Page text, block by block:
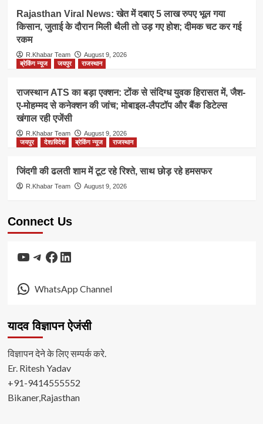
Rajasthan Viral News: खेत में दबाए 5 लाख रुपए भूल गया
किसान, जुताई के दौरान मिली थैली तो उड़ गए होश; दीमक चट कर गई
रकम
R.Khabar Team
August 9, 2026
ब्रेकिंग न्यूज
जयपुर राजस्थान
राजस्थान ATS का बड़ा एक्शन: टोंक से संदिग्ध युवक हिरासत में, जैश-
ए-मोहम्मद से कनेक्शन की जांच; मोबाइल-लैपटॉप और बैंक डिटेल्स
खंगाल रही एजेंसी
R.Khabar Team
August 9, 2026
जयपुर
देश/विदेश ब्रेकिंग न्यूज राजस्थान
जिंदगी की ढलती शाम में टूट रहे रिश्ते, साथ छोड़ रहे हमसफर
R.Khabar Team August 9, 2026
Connect Us
YouTube
Telegram
Facebook
LinkedIn
WhatsApp Channel
यादव विज्ञापन ऐजंसी
विज्ञापन देने के लिए सम्पर्क करे.
Er. Ritesh Yadav
+91-9414555552
Bikaner,Rajasthan